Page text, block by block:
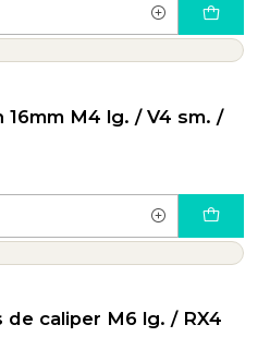
16mm M4 lg. / V4 sm. /
de caliper M6 lg. / RX4